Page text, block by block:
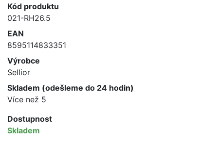
Kód produktu
021-RH26.5
EAN
8595114833351
Výrobce
Sellior
Skladem (odešleme do 24 hodin)
Více než 5
Dostupnost
Skladem